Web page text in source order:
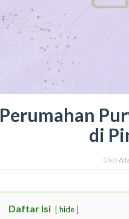
Perumahan
di
Oleh
Daftar Isi hide